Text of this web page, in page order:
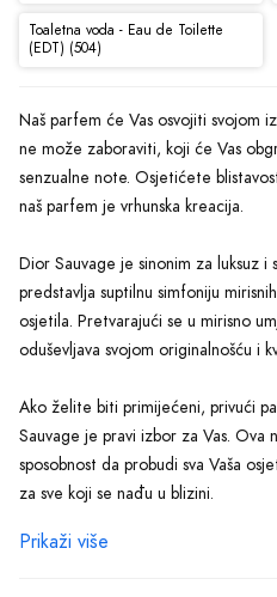
Toaletna voda - Eau de Toilette
(EDT) (504)
Naš parfem će Vas osvojiti svojom
ne može zaboraviti, koji će Vas
senzualne note. Osjetićete
naš parfem je vrhunska kreacija.
Dior Sauvage je sinonim za luksuz i
predstavlja suptilnu simfoniju
osjetila. Pretvarajući se u mirisno
oduševljava svojom originalnošću i
Ako želite biti primijećeni, privući
Sauvage je pravi izbor za Vas. Ova
sposobnost da probudi sva Vaša
za sve koji se nađu u blizini.
Kada je riječ o kvalitetu, Dior
Prikaži više